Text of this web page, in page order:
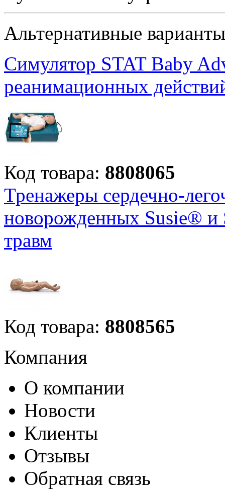
Альтернативные варианты
Симулятор STAT Baby
реанимационных
Код товара: 8808065
Тренажеры сердечно-
новорожденных Susie® и
травм
Код товара: 8808565
Компания
О компании
Новости
Клиенты
Отзывы
Обратная связь